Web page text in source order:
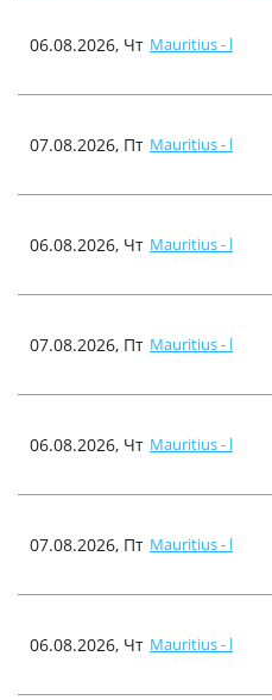
06.08.2026, Чт Mauritius - l
07.08.2026, Пт Mauritius - l
06.08.2026, Чт Mauritius - l
07.08.2026, Пт Mauritius - l
06.08.2026, Чт Mauritius - l
07.08.2026, Пт Mauritius - l
06.08.2026, Чт Mauritius - l